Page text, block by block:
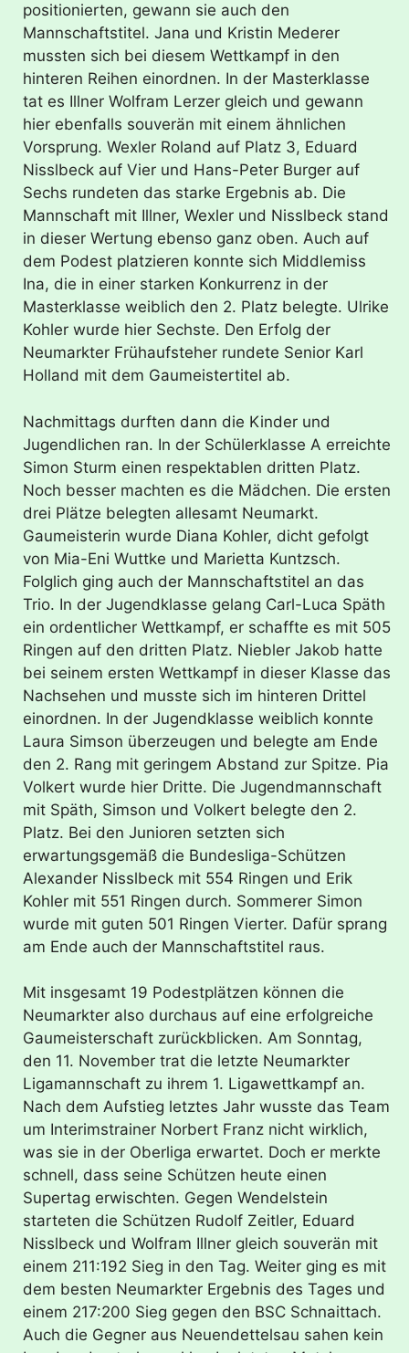
positionierten, gewann sie auch den
Mannschaftstitel. Jana und Kristin Mederer
mussten sich bei diesem Wettkampf in den
hinteren Reihen einordnen. In der Masterklasse
tat es Illner Wolfram Lerzer gleich und gewann
hier ebenfalls souverän mit einem ähnlichen
Vorsprung. Wexler Roland auf Platz 3, Eduard
Nisslbeck auf Vier und Hans-Peter Burger auf
Sechs rundeten das starke Ergebnis ab. Die
Mannschaft mit Illner, Wexler und Nisslbeck stand
in dieser Wertung ebenso ganz oben. Auch auf
dem Podest platzieren konnte sich Middlemiss
Ina, die in einer starken Konkurrenz in der
Masterklasse weiblich den 2. Platz belegte. Ulrike
Kohler wurde hier Sechste. Den Erfolg der
Neumarkter Frühaufsteher rundete Senior Karl
Holland mit dem Gaumeistertitel ab.
Nachmittags durften dann die Kinder und
Jugendlichen ran. In der Schülerklasse A erreichte
Simon Sturm einen respektablen dritten Platz.
Noch besser machten es die Mädchen. Die ersten
drei Plätze belegten allesamt Neumarkt.
Gaumeisterin wurde Diana Kohler, dicht gefolgt
von Mia-Eni Wuttke und Marietta Kuntzsch.
Folglich ging auch der Mannschaftstitel an das
Trio. In der Jugendklasse gelang Carl-Luca Späth
ein ordentlicher Wettkampf, er schaffte es mit 505
Ringen auf den dritten Platz. Niebler Jakob hatte
bei seinem ersten Wettkampf in dieser Klasse das
Nachsehen und musste sich im hinteren Drittel
einordnen. In der Jugendklasse weiblich konnte
Laura Simson überzeugen und belegte am Ende
den 2. Rang mit geringem Abstand zur Spitze. Pia
Volkert wurde hier Dritte. Die Jugendmannschaft
mit Späth, Simson und Volkert belegte den 2.
Platz. Bei den Junioren setzten sich
erwartungsgemäß die Bundesliga-Schützen
Alexander Nisslbeck mit 554 Ringen und Erik
Kohler mit 551 Ringen durch. Sommerer Simon
wurde mit guten 501 Ringen Vierter. Dafür sprang
am Ende auch der Mannschaftstitel raus.
Mit insgesamt 19 Podestplätzen können die
Neumarkter also durchaus auf eine erfolgreiche
Gaumeisterschaft zurückblicken. Am Sonntag,
den 11. November trat die letzte Neumarkter
Ligamannschaft zu ihrem 1. Ligawettkampf an.
Nach dem Aufstieg letztes Jahr wusste das Team
um Interimstrainer Norbert Franz nicht wirklich,
was sie in der Oberliga erwartet. Doch er merkte
schnell, dass seine Schützen heute einen
Supertag erwischten. Gegen Wendelstein
starteten die Schützen Rudolf Zeitler, Eduard
Nisslbeck und Wolfram Illner gleich souverän mit
einem 211:192 Sieg in den Tag. Weiter ging es mit
dem besten Neumarkter Ergebnis des Tages und
einem 217:200 Sieg gegen den BSC Schnaittach.
Auch die Gegner aus Neuendettelsau sahen kein